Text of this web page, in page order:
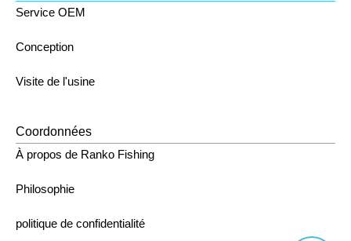
Service OEM
Conception
Visite de l'usine
Coordonnées
À propos de Ranko Fishing
Philosophie
politique de confidentialité